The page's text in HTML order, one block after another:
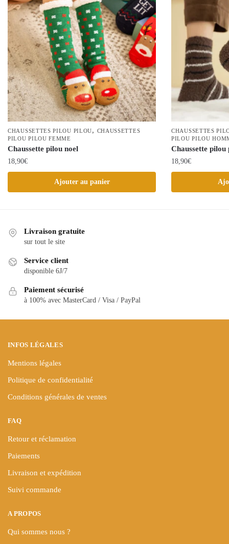
CHAUSSETTES PILOU PILOU, CHAUSSETTES
PILOU PILOU FEMME
Chaussette pilou noel
18,90€
Ajouter au panier
CHAUSSETTES
PILOU PILOU
Chaussette pilou
18,90€
Livraison gratuite
sur tout le site
Service client
disponible 6J/7
Paiement sécurisé
à 100% avec MasterCard / Visa / PayPal
INFOS LÉGALES
Mentions légales
Politique de confidentialité
Conditions générales de ventes
FAQ
Retour et réclamation
Paiements
Livraison et expédition
Suivi commande
A PROPOS
Qui sommes nous ?